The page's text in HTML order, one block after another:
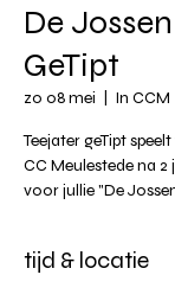
De
GeTipt
zo 08 mei In CCM
Teejater geTipt
CC Meulestede na
voor jullie "De
tijd & locatie